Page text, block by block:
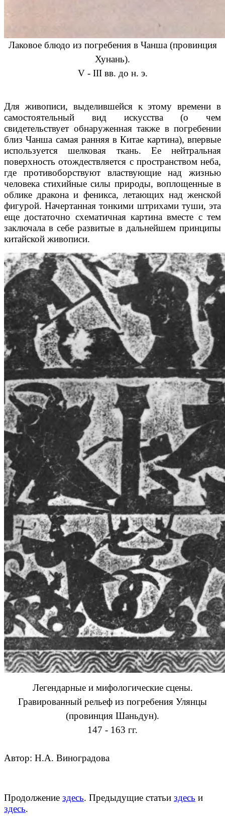
Лаковое блюдо из погребения в Чанша (провинция
Хунань).
V - III вв. до н. э.
Для живописи, выделившейся к этому времени в
самостоятельный вид искусства (о чем
свидетельствует обнаруженная также в погребении
близ Чанша самая ранняя в Китае картина), впервые
используется шелковая ткань. Ее нейтральная
поверхность отождествляется с пространством неба,
где противоборствуют властвующие над жизнью
человека стихийные силы природы, воплощенные в
облике дракона и феникса, летающих над женской
фигурой. Начертанная тонкими штрихами туши, эта
еще достаточно схематичная картина вместе с тем
заключала в себе развитые в дальнейшем принципы
китайской живописи.
Легендарные и мифологические сцены.
Гравированный рельеф из погребения Улянцы
(провинция Шаньдун).
147 - 163 гг.
Автор: Н.А. Виноградова
Продолжение здесь. Предыдущие статьи здесь и
здесь.